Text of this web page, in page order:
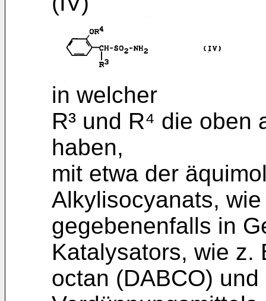
in welcher
R³ und R⁴ die
haben,
mit etwa der
Alkylisocya­nats,
gegebenenfalls in
Katalysators, wie z.
octan (DABCO)